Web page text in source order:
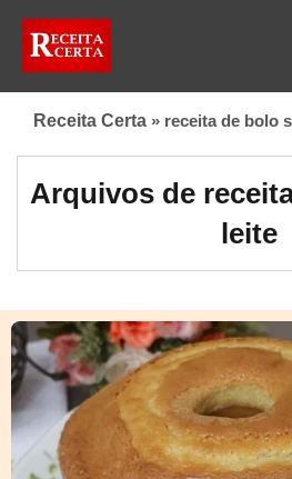
Receita Certa » receita de bolo
Arquivos de
leite